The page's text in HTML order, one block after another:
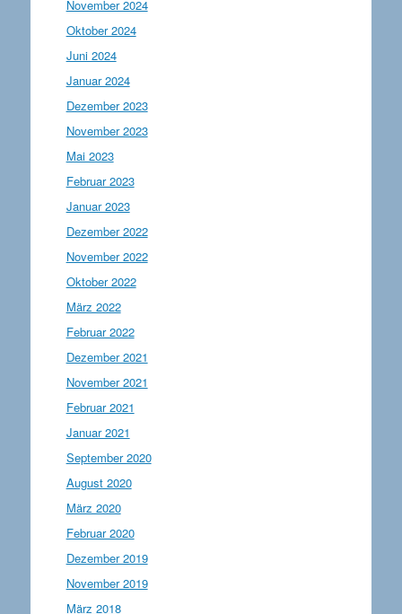
November 2024
Oktober 2024
Juni 2024
Januar 2024
Dezember 2023
November 2023
Mai 2023
Februar 2023
Januar 2023
Dezember 2022
November 2022
Oktober 2022
März 2022
Februar 2022
Dezember 2021
November 2021
Februar 2021
Januar 2021
September 2020
August 2020
März 2020
Februar 2020
Dezember 2019
November 2019
März 2018